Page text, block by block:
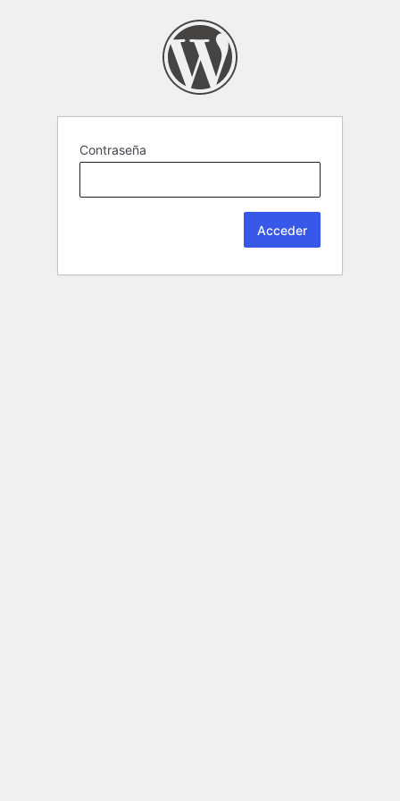
Contraseña